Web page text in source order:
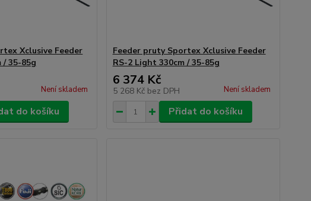
Xclusive Feeder
/ 35-85g
Není skladem
do košíku
Feeder pruty Sportex Xclusive Feeder
RS-2 Light 330cm / 35-85g
6 374 Kč
5 268 Kč bez DPH Není skladem
Přidat do košíku